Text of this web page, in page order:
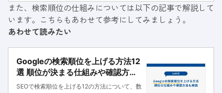
解説しています。
また、検索順位の仕組みについては以下の記事で解説して
います。こちらもあわせて参考にしてみましょう。
あわせて読みたい
Googleの検索順位を上げる方法12
選 順位が決まる仕組みや確認方法
も解説
SEOで検索順位を上げる12の方法について、数